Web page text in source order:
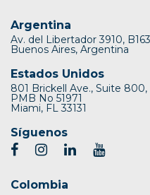
Argentina
Av. del Libertador 3910,
Buenos Aires, Argentina
Estados Unidos
801 Brickell Ave., Suite 800,
PMB No 51971
Miami, FL 33131
Síguenos
Colombia